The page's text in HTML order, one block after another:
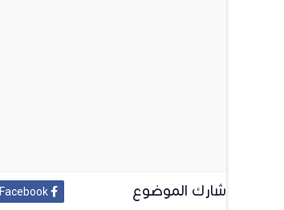
شارك الموضوع Facebook